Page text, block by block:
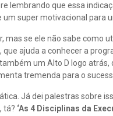
que essa
super motivacional para
mas se ele não sabe como
ajuda a conhecer a
um Alto D logo
tremenda para o
Já dei palestras sobre
tá? ‘As 4 Disciplinas da